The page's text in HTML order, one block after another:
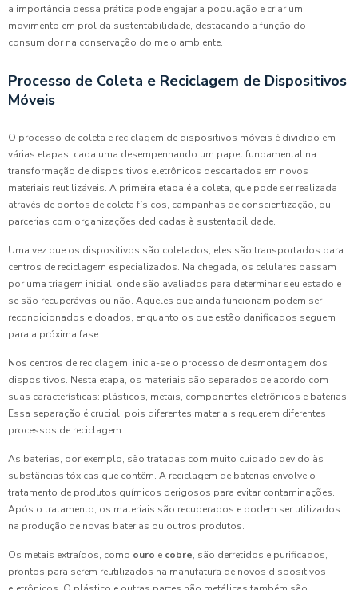
a importância dessa prática pode engajar a população e criar um
movimento em prol da sustentabilidade, destacando a função do
consumidor na conservação do meio ambiente.
Processo de Coleta e Reciclagem de Dispositivos
Móveis
O processo de coleta e reciclagem de dispositivos móveis é dividido em
várias etapas, cada uma desempenhando um papel fundamental na
transformação de dispositivos eletrônicos descartados em novos
materiais reutilizáveis. A primeira etapa é a coleta, que pode ser realizada
através de pontos de coleta físicos, campanhas de conscientização, ou
parcerias com organizações dedicadas à sustentabilidade.
Uma vez que os dispositivos são coletados, eles são transportados para
centros de reciclagem especializados. Na chegada, os celulares passam
por uma triagem inicial, onde são avaliados para determinar seu estado e
se são recuperáveis ou não. Aqueles que ainda funcionam podem ser
recondicionados e doados, enquanto os que estão danificados seguem
para a próxima fase.
Nos centros de reciclagem, inicia-se o processo de desmontagem dos
dispositivos. Nesta etapa, os materiais são separados de acordo com
suas características: plásticos, metais, componentes eletrônicos e baterias.
Essa separação é crucial, pois diferentes materiais requerem diferentes
processos de reciclagem.
As baterias, por exemplo, são tratadas com muito cuidado devido às
substâncias tóxicas que contêm. A reciclagem de baterias envolve o
tratamento de produtos químicos perigosos para evitar contaminações.
Após o tratamento, os materiais são recuperados e podem ser utilizados
na produção de novas baterias ou outros produtos.
Os metais extraídos, como ouro e cobre, são derretidos e purificados,
prontos para serem reutilizados na manufatura de novos dispositivos